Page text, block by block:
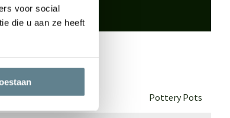
voor social
die u aan ze heeft
Pottery Pots